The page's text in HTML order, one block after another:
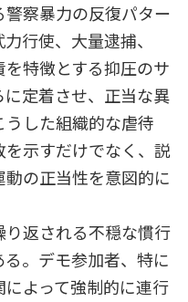
察暴力の反復パター
行使、大量逮捕、
を特徴とする抑圧のサ
定着させ、正当な異
した組織的な虐待
示すだけでなく、説
の正当性を意図的に
返される不穏な慣行
。デモ参加者、特に
よって強制的に連行